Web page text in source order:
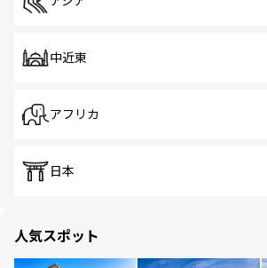
中近東
アフリカ
日本
人気スポット